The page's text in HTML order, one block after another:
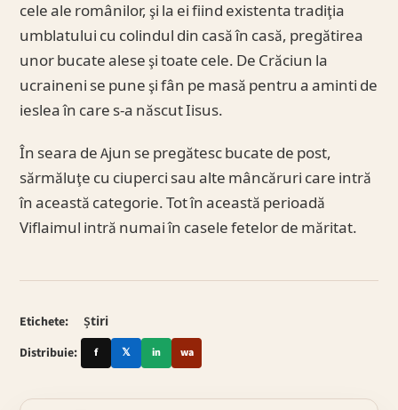
cele ale românilor, şi la ei fiind existenta tradiţia
umblatului cu colindul din casă în casă, pregătirea
unor bucate alese şi toate cele. De Crăciun la
ucraineni se pune şi fân pe masă pentru a aminti de
ieslea în care s-a născut Iisus.
În seara de Ajun se pregătesc bucate de post,
sărmăluţe cu ciuperci sau alte mâncăruri care intră
în această categorie. Tot în această perioadă
Viflaimul intră numai în casele fetelor de măritat.
Etichete:
Știri
Distribuie:
f 𝕏 in wa